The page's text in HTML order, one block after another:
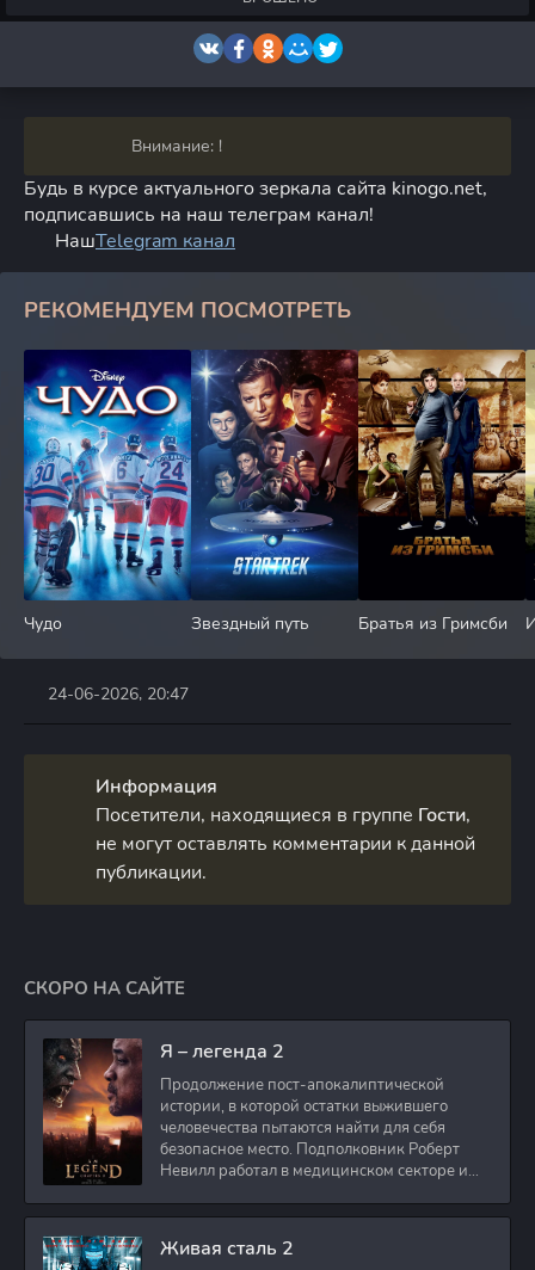
Внимание: !
Будь в курсе актуального зеркала сайта kinogo.net,
подписавшись на наш телеграм канал!
НашTelegram канал
РЕКОМЕНДУЕМ ПОСМОТРЕТЬ
Чудо Звездный путь Братья из Гримсби
24-06-2026, 20:47
Информация
Посетители, находящиеся в группе Гости,
не могут оставлять комментарии к данной
публикации.
СКОРО НА САЙТЕ
Я – легенда 2
Продолжение пост-апокалиптической
истории, в которой остатки выжившего
человечества пытаются найти для себя
безопасное место. Подполковник Роберт
Невилл работал в медицинском секторе и
Живая сталь 2